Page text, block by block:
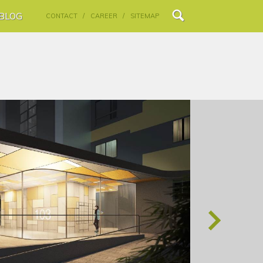
CONTACT / CAREER / SITEMAP